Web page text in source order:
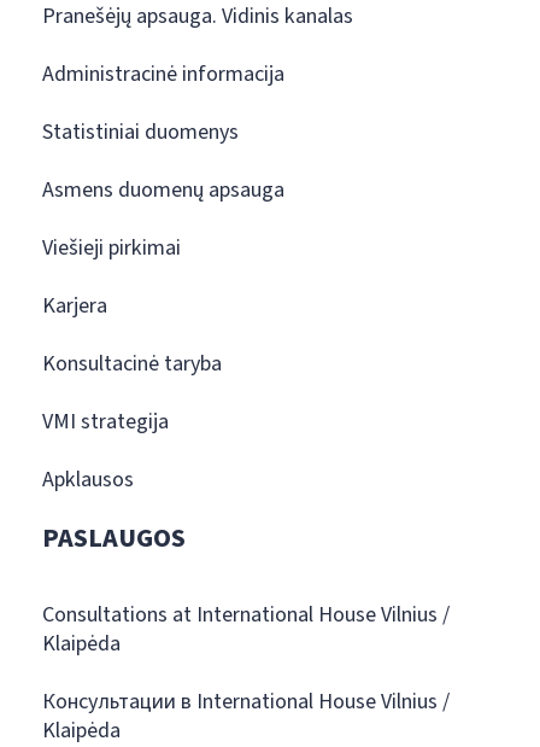
Pranešėjų apsauga. Vidinis kanalas
Administracinė informacija
Statistiniai duomenys
Asmens duomenų apsauga
Viešieji pirkimai
Karjera
Konsultacinė taryba
VMI strategija
Apklausos
PASLAUGOS
Consultations at International House Vilnius /
Klaipėda
Консультации в International House Vilnius /
Klaipėda